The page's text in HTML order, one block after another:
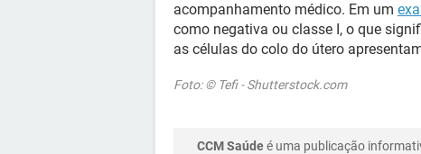
acompanhamento médico. Em um
como negativa ou classe I, o que
as células do colo do útero
Foto: © Tefi - Shutterstock.com
CCM Saúdeé uma publicação